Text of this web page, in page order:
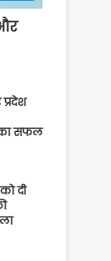
का सफल
दी